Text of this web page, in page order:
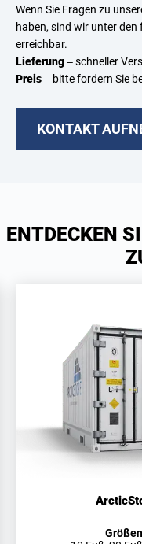
Wenn Sie Fragen zu
haben, sind wir unter den
erreichbar.
Lieferung– schneller
Preis– bitte fordern Sie
KONTAKT
ENTDECKEN